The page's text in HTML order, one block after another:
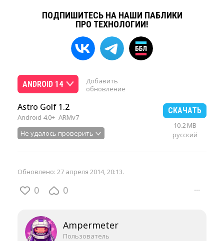
ПОДПИШИТЕСЬ НА НАШИ ПАБЛИКИ
ПРО ТЕХНОЛОГИИ!
ANDROID 14
Добавить
обновление
Astro Golf 1.2
Android 4.0+ ARMv7
Не удалось проверить
СКАЧАТЬ
10.2 MB
русский
Обновлено: 27 апреля 2014, 20:13.
0 0 ···
Ampermeter
Пользователь